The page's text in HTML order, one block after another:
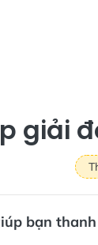
giải
bạn